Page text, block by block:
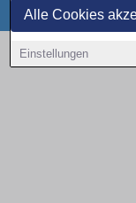
Alle Cookies
Einstellungen
Copyright © 2000 -